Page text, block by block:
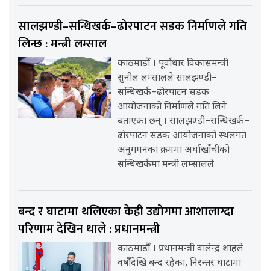
सालझण्डी–सन्धिखर्क–ढोरपाटन सडक निर्माणले गति
लिन्छ : मन्त्री लम्साल
काठमाडौँ । पूर्वाधार विकासमन्त्री
सुनील लम्सालले सालझण्डी–
सन्धिखर्क–ढोरपाटन सडक
आयोजनाको निर्माणले गति लिने
बताएका छन् । सालझण्डी–सन्धिखर्क–
ढोरपाटन सडक आयोजनाको स्थलगत
अनुगमनका क्रममा अर्घाखाँचीको
सन्धिखर्कमा मन्त्री लम्सालले
बन्द र घाटामा थलिएका केही उद्योगमा आशालाग्दा
परिणाम देखिन थाले : प्रधानमन्त्री
काठमाडौँ । प्रधानमन्त्री वालेन्द्र शाहले
वर्षौंदेखि बन्द रहेका, निरन्तर घाटामा